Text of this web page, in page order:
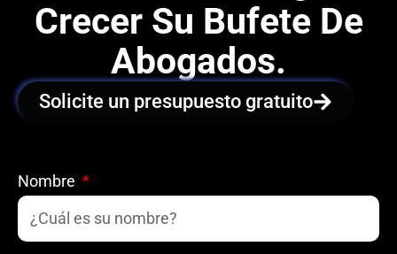
Crecer Su Bufete De
Abogados.
Solicite un presupuesto gratuito
Nombre